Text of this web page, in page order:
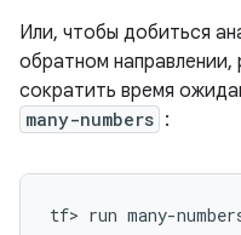
Или, чтобы добиться
обратном
сократить время
many-numbers :
tf> run many-